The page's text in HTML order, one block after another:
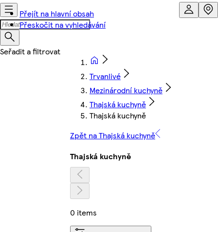
Přejít na hlavní obsah
Přeskočit na vyhledávání
Trvanlivé
Mezinárodní kuchyně
Thajská kuchyně
Thajská kuchyně
Zpět na Thajská kuchyně
Thajská kuchyně
0 items